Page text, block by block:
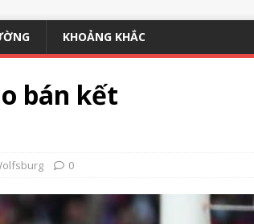
KHOẢNG KHẮC
bán kết
0